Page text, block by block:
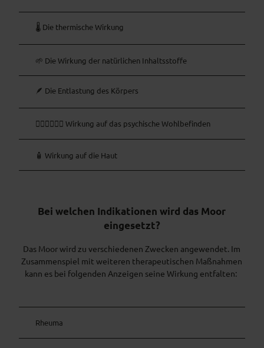
🌡️ Die thermische Wirkung
🌱 Die Wirkung der natürlichen Inhaltsstoffe
🪶 Die Entlastung des Körpers
🧘🏽‍♂️🧘🏽‍♀️ Wirkung auf das psychische Wohlbefinden
🧴 Wirkung auf die Haut
Bei welchen Indikationen wird das Moor
eingesetzt?
Das Moor wird zu verschiedenen Zwecken angewendet. Im
Zusammenspiel mit weiteren therapeutischen Maßnahmen
kann es bei folgenden Anzeigen seine Wirkung entfalten:
Rheuma